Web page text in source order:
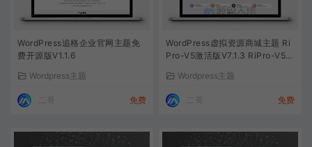
WordPress追格企业官网主题免
费开源版V1.1.6
Wordpress主题
免费
WordPress虚拟资源商城主题 Ri
Pro-V5激活版V7.1.3 RiPro-V5
Wordpress主题
免费